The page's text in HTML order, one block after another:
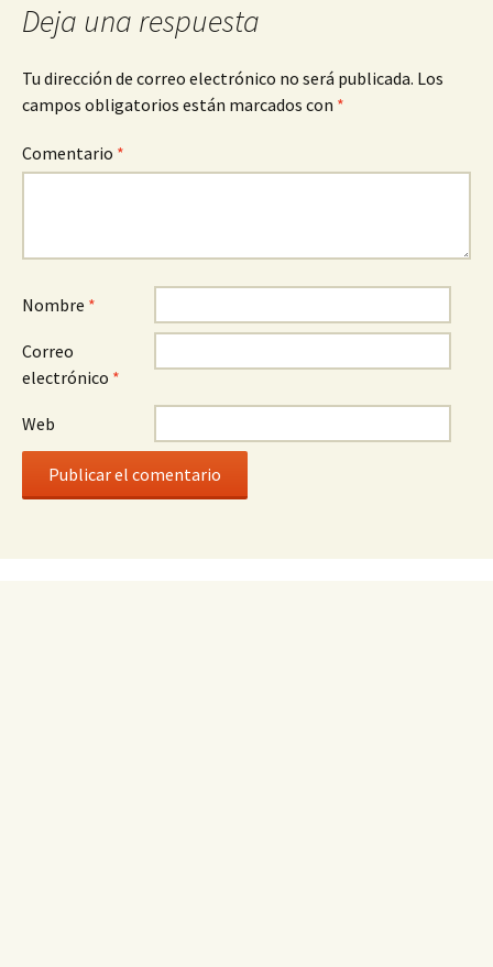
Deja una respuesta
Tu dirección de correo electrónico no será publicada. Los
campos obligatorios están marcados con *
Comentario *
Nombre *
Correo
electrónico *
Web